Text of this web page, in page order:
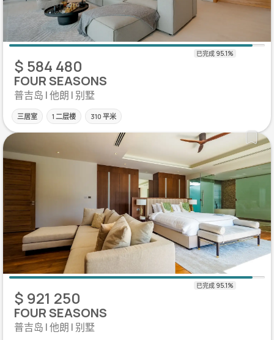
$ 584 480
FOUR SEASONS
普吉岛 | 他朗 | 别墅
三居室 1 二层楼 310 平米
$ 921 250
FOUR SEASONS
普吉岛 | 他朗 | 别墅